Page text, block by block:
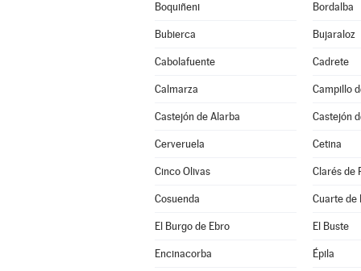
Boquiñeni Bordalba
Bubierca Bujaraloz
Cabolafuente Cadrete
Calmarza Campillo
Castejón de Alarba Castejón
Cerveruela Cetina
Cinco Olivas Clarés de
Cosuenda Cuarte de
El Burgo de Ebro El Buste
Encinacorba Épila